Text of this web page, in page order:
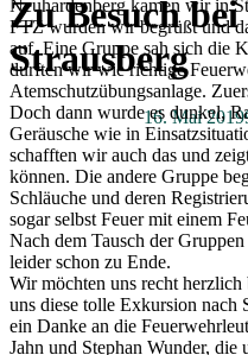
Zu Besuch
Strausberg
Veröffentlicht am16. Mai 2019
Neuhardenberg kamen wir in
FTZ wurden wir begrüßt und
auf. Eine Gruppe sah sich die
durften wir wie richtige
Atemschutzübungsanlage.
Doch dann wurde es dunkel,
Geräusche wie in
schafften wir auch das und
können. Die andere Gruppe
Schläuche und deren
sogar selbst Feuer mit einem
Nach dem Tausch der
leider schon zu Ende.
Wir möchten uns recht
uns diese tolle Exkursion nach
ein Danke an die
Jahn und Stephan Wunder, die